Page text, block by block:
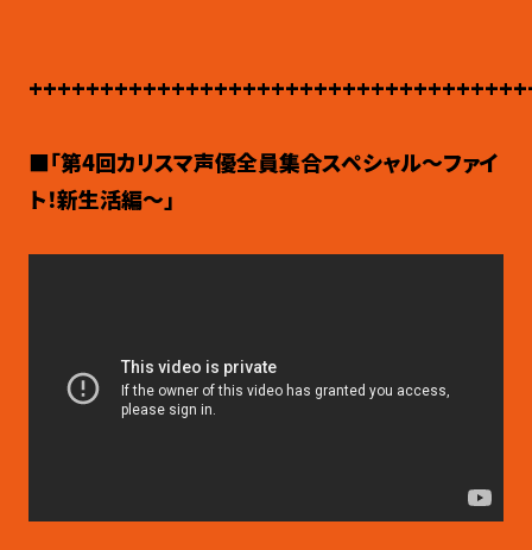
■「第4回カリスマ声優全員集合スペシャル〜ファイ
ト！新生活編〜」